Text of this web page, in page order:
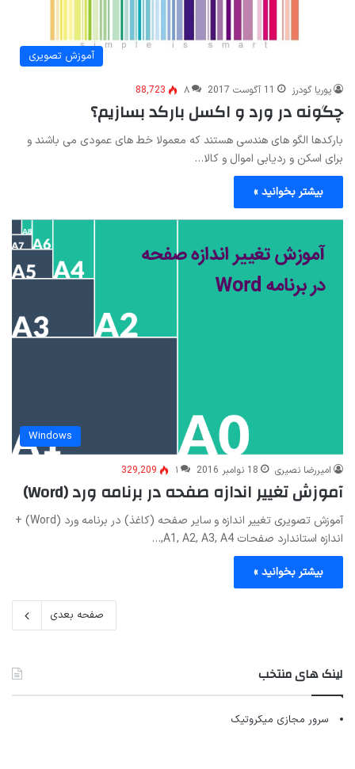
آموزش تصویری
پوریا گودرز 11 آگوست 2017 ۸ 88,723
چگونه در ورد و اکسل بارکد بسازیم؟
بارکدها الگو های هندسی هستند که معمولا خط های عمودی می باشند و
برای اسکن و ردیابی اموال و کالا…
بیشتر بخوانید »
Windows
امیررضا نصیری 18 نوامبر 2016 ۱ 329,209
آموزش تغییر اندازه صفحه در برنامه ورد (Word)
آموزش تصویری تغییر اندازه و سایر صفحه (کاغذ) در برنامه ورد (Word) +
اندازه استاندارد صفحات A1, A2, A3, A4,…
بیشتر بخوانید »
صفحه بعدی
لینک های منتخب
سرور مجازی میکروتیک